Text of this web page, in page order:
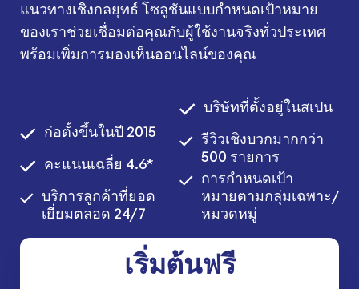
แนวทางเชิงกลยุทธ์ โซลูชันแบบกำหนดเป้าหมาย
ของเราช่วยเชื่อมต่อคุณกับผู้ใช้งานจริงทั่วประเทศ
พร้อมเพิ่มการมองเห็นออนไลน์ของคุณ
ก่อตั้งขึ้นในปี 2015
คะแนนเฉลี่ย 4.6*
บริการลูกค้าที่ยอด
เยี่ยมตลอด 24/7
บริษัทที่ตั้งอยู่ในสเปน
รีวิวเชิงบวกมากกว่า
500 รายการ
การกำหนดเป้า
หมายตามกลุ่มเฉพาะ/
หมวดหมู่
เริ่มต้นฟรี